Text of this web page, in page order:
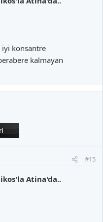
iyi konsantre
kalmayan
#15
Atina'da..